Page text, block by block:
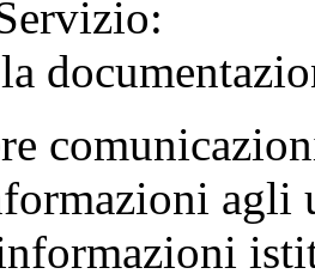
agli